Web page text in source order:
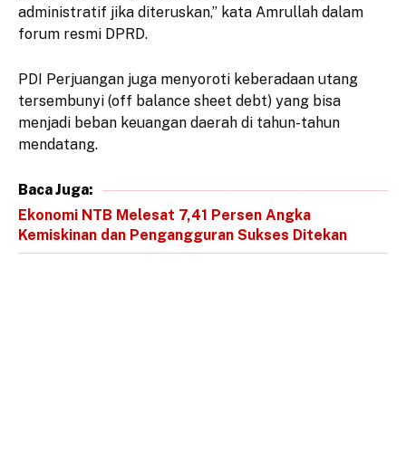
administratif jika diteruskan,” kata Amrullah dalam
forum resmi DPRD.
PDI Perjuangan juga menyoroti keberadaan utang
tersembunyi (off balance sheet debt) yang bisa
menjadi beban keuangan daerah di tahun-tahun
mendatang.
Baca Juga:
Ekonomi NTB Melesat 7,41 Persen Angka
Kemiskinan dan Pengangguran Sukses Ditekan